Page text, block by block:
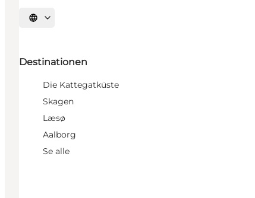
Sprache auswählen
Destinationen
Die Kattegatküste
Skagen
Læsø
Aalborg
Se alle